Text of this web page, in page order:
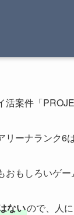
活案件「
リーナランク6
おもしろいゲ
ないので、人